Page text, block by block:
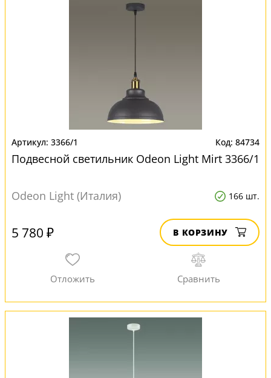
3366/1 84734
Подвесной светильник Odeon Light Mirt 3366/1
Odeon Light (Италия) 166 шт.
5 780 ₽ В КОРЗИНУ